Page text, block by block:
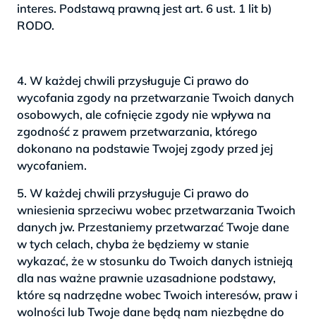
interes. Podstawą prawną jest art. 6 ust. 1 lit b)
RODO.
4. W każdej chwili przysługuje Ci prawo do
wycofania zgody na przetwarzanie Twoich danych
osobowych, ale cofnięcie zgody nie wpływa na
zgodność z prawem przetwarzania, którego
dokonano na podstawie Twojej zgody przed jej
wycofaniem.
5. W każdej chwili przysługuje Ci prawo do
wniesienia sprzeciwu wobec przetwarzania Twoich
danych jw. Przestaniemy przetwarzać Twoje dane
w tych celach, chyba że będziemy w stanie
wykazać, że w stosunku do Twoich danych istnieją
dla nas ważne prawnie uzasadnione podstawy,
które są nadrzędne wobec Twoich interesów, praw i
wolności lub Twoje dane będą nam niezbędne do